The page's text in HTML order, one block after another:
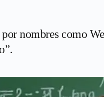
nombres como